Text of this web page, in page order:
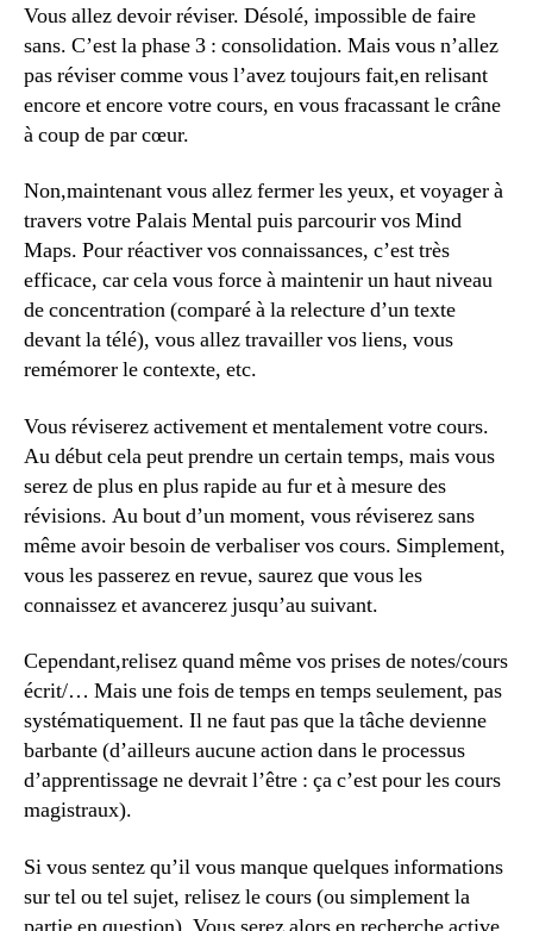
Vous allez devoir réviser. Désolé, impossible de faire
sans. C’est la phase 3 : consolidation. Mais vous n’allez
pas réviser comme vous l’avez toujours fait,en relisant
encore et encore votre cours, en vous fracassant le crâne
à coup de par cœur.
Non,maintenant vous allez fermer les yeux, et voyager à
travers votre Palais Mental puis parcourir vos Mind
Maps. Pour réactiver vos connaissances, c’est très
efficace, car cela vous force à maintenir un haut niveau
de concentration (comparé à la relecture d’un texte
devant la télé), vous allez travailler vos liens, vous
remémorer le contexte, etc.
Vous réviserez activement et mentalement votre cours.
Au début cela peut prendre un certain temps, mais vous
serez de plus en plus rapide au fur et à mesure des
révisions. Au bout d’un moment, vous réviserez sans
même avoir besoin de verbaliser vos cours. Simplement,
vous les passerez en revue, saurez que vous les
connaissez et avancerez jusqu’au suivant.
Cependant,relisez quand même vos prises de notes/cours
écrit/… Mais une fois de temps en temps seulement, pas
systématiquement. Il ne faut pas que la tâche devienne
barbante (d’ailleurs aucune action dans le processus
d’apprentissage ne devrait l’être : ça c’est pour les cours
magistraux).
Si vous sentez qu’il vous manque quelques informations
sur tel ou tel sujet, relisez le cours (ou simplement la